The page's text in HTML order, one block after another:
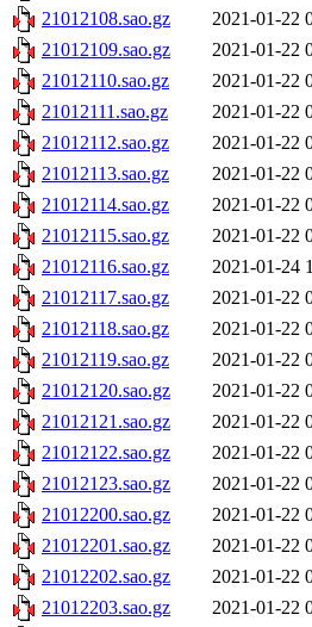
21012108.sao.gz
2021-01-22
21012109.sao.gz
2021-01-22
21012110.sao.gz
2021-01-22
21012111.sao.gz
2021-01-22
21012112.sao.gz
2021-01-22
21012113.sao.gz
2021-01-22
21012114.sao.gz
2021-01-22
21012115.sao.gz
2021-01-22
21012116.sao.gz
2021-01-24
21012117.sao.gz
2021-01-22
21012118.sao.gz
2021-01-22
21012119.sao.gz
2021-01-22
21012120.sao.gz
2021-01-22
21012121.sao.gz
2021-01-22
21012122.sao.gz
2021-01-22
21012123.sao.gz
2021-01-22
21012200.sao.gz
2021-01-22
21012201.sao.gz
2021-01-22
21012202.sao.gz
2021-01-22
21012203.sao.gz
2021-01-22